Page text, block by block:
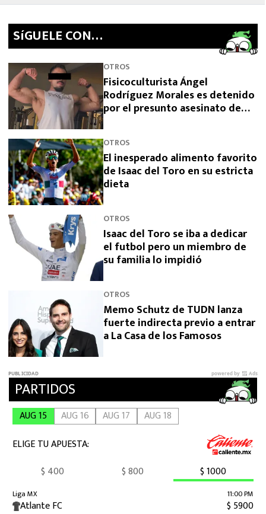
SíGUELE CON…
OTROS
Fisicoculturista Ángel
Rodríguez Morales es detenido
por el presunto asesinato de
OTROS
El inesperado alimento favorito
de Isaac del Toro en su estricta
dieta
OTROS
Isaac del Toro se iba a dedicar
el futbol pero un miembro de
su familia lo impidió
OTROS
Memo Schutz de TUDN lanza
fuerte indirecta previo a entrar
a La Casa de los Famosos